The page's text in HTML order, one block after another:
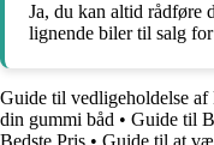
Ja, du kan altid rådføre
lignende biler til salg
Guide til vedligeholdelse af
din gummi båd • Guide til